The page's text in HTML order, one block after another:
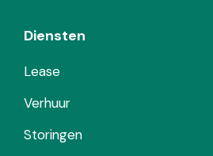
Diensten
Lease
Verhuur
Storingen